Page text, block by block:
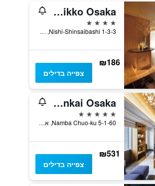
Hotel Nikko Osaka
4 כוכבים
1-3-3 Nishi-Shinsaibashi, אוסקה, יפן
₪186
צפייה בדילים
Swissôtel Nankai Osaka
5 כוכבים
5-1-60 Namba Chuo-ku, אוסקה, יפן
₪531
צפייה בדילים